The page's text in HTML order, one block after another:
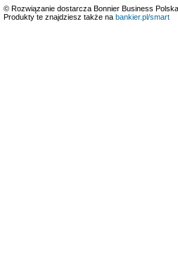
© Rozwiązanie dostarcza Bonnier Business
Produkty te znajdziesz także na bankier.pl/smart